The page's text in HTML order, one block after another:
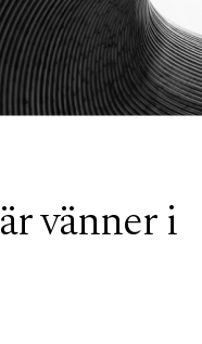
vänner i